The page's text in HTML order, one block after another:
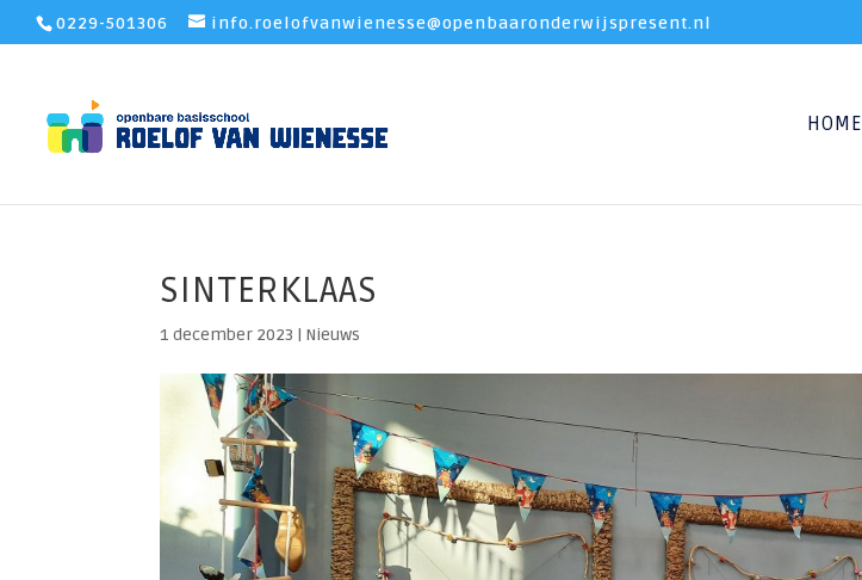
0229-501306 info.roelofvanwienesse@openbaaronderwijspresent.nl
HOME
SINTERKLAAS
1 december 2023 | Nieuws